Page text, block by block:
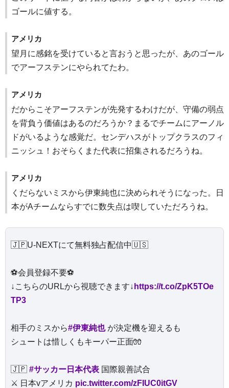
ゴールに値する。
アメリカ
望月に感銘を受けていると言おうと思ったが、あのゴール
でアーフステンにやられてたわ。
アメリカ
だからこそアーフステンが先発するわけだが、守備の弱点
を背負う価値はあるのだろうか？まるでチームにアーノル
ドがいるような感覚だ。センデハスがトップクラスのフィ
ニッシュ！おそらくまた代表に招集されるだろうね。
アメリカ
くだらないミスから伊東純也に決められそうになった。日
本がAチームならすでに数失点は喫していただろうね。
🇯🇵U-NEXTにて無料独占配信中🇺🇸
⚽️会員登録不要⚽️
↓こちらのURLから視聴できます↓ https://t.co/ZpK5TOe
TP3
相手のミスから#伊東純也が決定機を迎えるも
シュートは惜しくもキーパー正面🧤
🇯🇵 #サッカー日本代表 国際親善試合
⚔️ 日本vアメリカ pic.twitter.com/zFIUC0itGV